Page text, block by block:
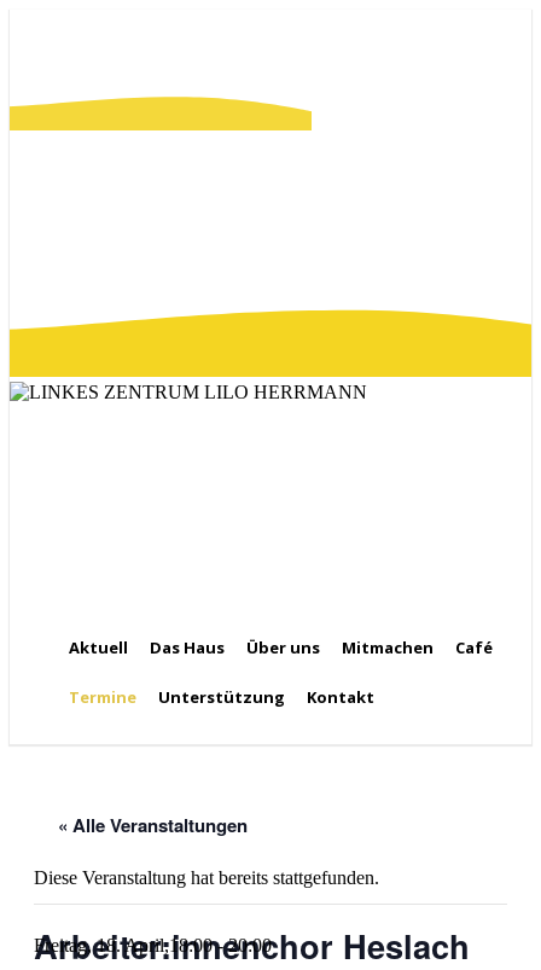
Aktuell Das Haus Über uns Mitmachen Café
Termine Unterstützung Kontakt
« Alle Veranstaltungen
Diese Veranstaltung hat bereits stattgefunden.
Arbeiter:innenchor Heslach
Freitag, 18. April,18:00-20:00